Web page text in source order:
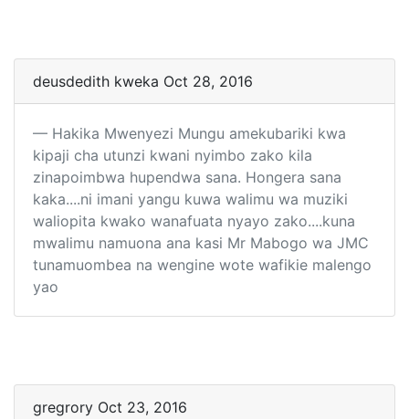
deusdedith kweka Oct 28, 2016
Hakika Mwenyezi Mungu amekubariki kwa
kipaji cha utunzi kwani nyimbo zako kila
zinapoimbwa hupendwa sana. Hongera sana
kaka....ni imani yangu kuwa walimu wa muziki
waliopita kwako wanafuata nyayo zako....kuna
mwalimu namuona ana kasi Mr Mabogo wa JMC
tunamuombea na wengine wote wafikie malengo
yao
gregrory Oct 23, 2016